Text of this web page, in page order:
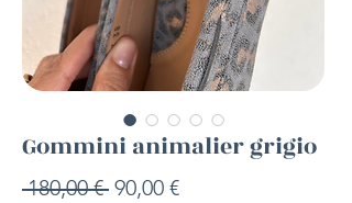
Gommini animalier grigio
180,00 € Precio
90,00 €Precio